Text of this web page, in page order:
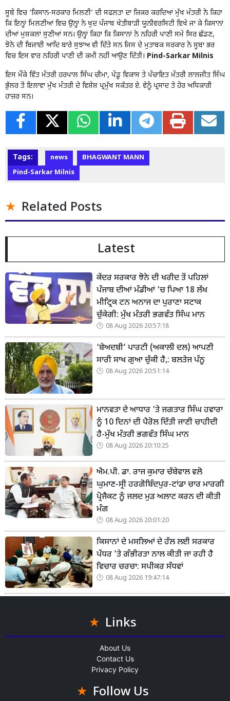
ਸੂਬੇ ਵਿਚ ‘ਕਿਸਾਨ-ਸਰਕਾਰ ਮਿਲਣੀ’ ਦੀ ਸਫਲਤਾ ਦਾ ਜ਼ਿਕਰ ਕਰਦਿਆਂ ਮੁੱਖ ਮੰਤਰੀ ਨੇ ਕਿਹਾ
ਕਿ ਇਨ੍ਹਾਂ ਮਿਲਣੀਆਂ ਵਿਚ ਉਨ੍ਹਾਂ ਨੇ ਖੁਦ ਪੰਜਾਬ ਖੇਤੀਬਾੜੀ ਯੂਨੀਵਰਸਿਟੀ ਵਿਖੇ ਜਾ ਕੇ ਕਿਸਾਨਾਂ
ਦੀਆਂ ਮੁਸ਼ਕਲਾਂ ਸੁਣੀਆਂ ਸਨ। ਉਨ੍ਹਾਂ ਕਿਹਾ ਕਿ ਕਿਸਾਨਾਂ ਨੇ ਨਹਿਰੀ ਪਾਣੀ ਸਮੇਂ ਸਿਰ ਛੱਡਣ,
ਝੋਨੇ ਦੀ ਬਿਜਾਈ ਆਦਿ ਬਾਰੇ ਸੁਝਾਅ ਵੀ ਦਿੱਤੇ ਸਨ ਜਿਸ ਦੇ ਮੁਤਾਬਕ ਸਰਕਾਰ ਨੇ ਸੂਬਾ ਭਰ
ਵਿਚ ਇਸ ਵਾਰ ਨਹਿਰੀ ਪਾਣੀ ਦੀ ਕਮੀ ਨਹੀਂ ਆਉਣ ਦਿੱਤੀ। Pind-Sarkar Milnis
ਇਸ ਮੌਕੇ ਵਿੱਤ ਮੰਤਰੀ ਹਰਪਾਲ ਸਿੰਘ ਚੀਮਾ, ਪੇਂਡੂ ਵਿਕਾਸ ਤੇ ਪੰਚਾਇਤ ਮੰਤਰੀ ਲਾਲਜੀਤ ਸਿੰਘ
ਭੁੱਲਰ ਤੋਂ ਇਲਾਵਾ ਮੁੱਖ ਮੰਤਰੀ ਦੇ ਵਿਸ਼ੇਸ਼ ਪ੍ਰਮੁੱਖ ਸਕੱਤਰ ਏ. ਵੇਨੂੰ ਪ੍ਰਸਾਦ ਤੇ ਹੋਰ ਅਧਿਕਾਰੀ
ਹਾਜ਼ਰ ਸਨ।
Tags: news
BHAGWANT MANN
Pind-Sarkar Milnis
Related Posts
Latest
ਕੇਂਦਰ ਸਰਕਾਰ ਝੋਨੇ ਦੀ ਖਰੀਦ ਤੋਂ ਪਹਿਲਾਂ
ਪੰਜਾਬ ਦੀਆਂ ਮੰਡੀਆਂ 'ਚ ਪਿਆ 18 ਲੱਖ
ਮੀਟ੍ਰਿਕ ਟਨ ਅਨਾਜ ਦਾ ਪੁਰਾਣਾ ਸਟਾਕ
ਚੁੱਕੇਗੀ: ਮੁੱਖ ਮੰਤਰੀ ਭਗਵੰਤ ਸਿੰਘ ਮਾਨ
08 Aug 2026 20:57:18
‘ਬੇਅਦਬੀ’ ਪਾਰਟੀ (ਅਕਾਲੀ ਦਲ) ਆਪਣੀ
ਸਾਰੀ ਸਾਖ ਗੁਆ ਚੁੱਕੀ ਹੈ,: ਬਲਤੇਜ ਪੰਨੂ
08 Aug 2026 20:51:14
ਮਾਨਵਤਾ ਦੇ ਆਧਾਰ 'ਤੇ ਜਗਤਾਰ ਸਿੰਘ ਹਵਾਰਾ
ਨੂੰ 10 ਦਿਨਾਂ ਦੀ ਪੈਰੋਲ ਦਿੱਤੀ ਜਾਣੀ ਚਾਹੀਦੀ
ਹੈ-ਮੁੱਖ ਮੰਤਰੀ ਭਗਵੰਤ ਸਿੰਘ ਮਾਨ
08 Aug 2026 20:10:25
ਐਮ.ਪੀ. ਡਾ. ਰਾਜ ਕੁਮਾਰ ਚੱਬੇਵਾਲ ਵਲੋ
ਘੁਮਾਣ-ਸ੍ਰੀ ਹਰਗੋਬਿੰਦਪੁਰ-ਟਾਂਡਾ ਚਾਰ ਮਾਰਗੀ
ਪ੍ਰੋਜੈਕਟ ਨੂੰ ਜਲਦ ਮੁੜ ਅਲਾਟ ਕਰਨ ਦੀ ਕੀਤੀ
ਮੰਗ
08 Aug 2026 20:01:20
ਕਿਸਾਨਾਂ ਦੇ ਮਸਲਿਆਂ ਦੇ ਹੱਲ ਲਈ ਸਰਕਾਰ
ਪੱਧਰ ’ਤੇ ਗੰਭੀਰਤਾ ਨਾਲ ਕੀਤੀ ਜਾ ਰਹੀ ਹੈ
ਵਿਚਾਰ ਚਰਚਾ: ਸਪੀਕਰ ਸੰਧਵਾਂ
08 Aug 2026 19:47:14
Links
About Us
Contact Us
Privacy Policy
Follow Us